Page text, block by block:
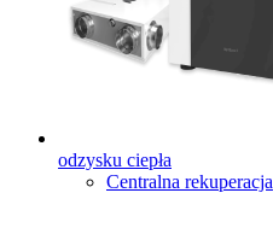
odzysku ciepła
Centralna rekuperacja